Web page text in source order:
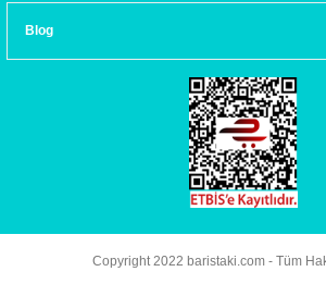
Blog
Copyright 2022 baristaki.com - Tüm